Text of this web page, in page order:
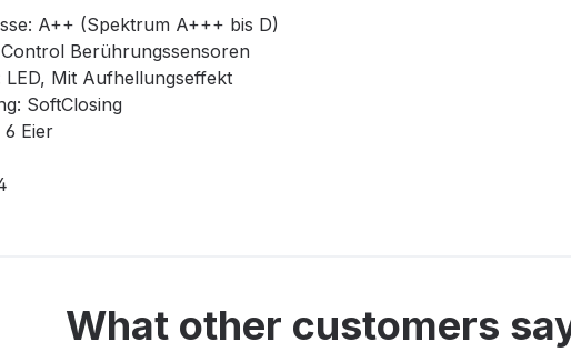
A++ (Spektrum A+++ bis D)
Berührungssensoren
Mit Aufhellungseffekt
SoftClosing
Eier
What other customers